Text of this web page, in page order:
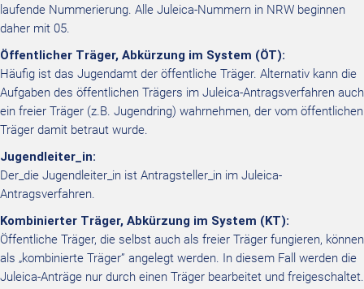
laufende Nummerierung. Alle Juleica-Nummern in NRW beginnen
daher mit 05.
Öffentlicher Träger, Abkürzung im System (ÖT):
Häufig ist das Jugendamt der öffentliche Träger. Alternativ kann die
Aufgaben des öffentlichen Trägers im Juleica-Antragsverfahren auch
ein freier Träger (z.B. Jugendring) wahrnehmen, der vom öffentlichen
Träger damit betraut wurde.
Jugendleiter_in:
Der_die Jugendleiter_in ist Antragsteller_in im Juleica-
Antragsverfahren.
Kombinierter Träger, Abkürzung im System (KT):
Öffentliche Träger, die selbst auch als freier Träger fungieren, können
als „kombinierte Träger” angelegt werden. In diesem Fall werden die
Juleica-Anträge nur durch einen Träger bearbeitet und freigeschaltet.